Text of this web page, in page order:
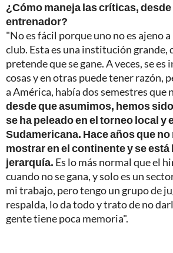
¿Cómo maneja las críticas,
entrenador?
"No es fácil porque uno no es ajeno a
club. Esta es una institución grande,
pretende que se gane. A veces, se
cosas y en otras puede tener razón,
a América, había dos semestres que
desde que asumimos, hemos
se ha peleado en el torneo local y
Sudamericana. Hace años que
mostrar en el continente y se
jerarquía. Es lo más normal que el
cuando no se gana, y solo es un
mi trabajo, pero tengo un grupo de
respalda, lo da todo y trato de no
gente tiene poca memoria".